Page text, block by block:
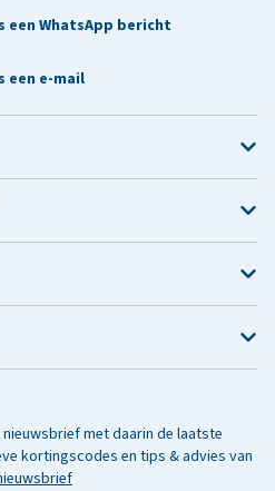
een WhatsApp bericht
een e-mail
met daarin de laatste
kortingscodes en tips & advies van